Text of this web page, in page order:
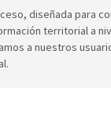
diseñada para
territorial a
a nuestros